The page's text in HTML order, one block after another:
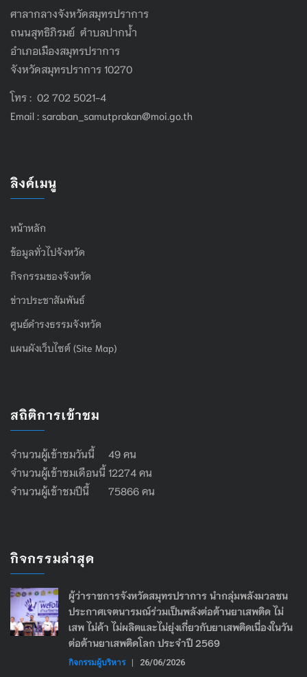
ศาลากลางจังหวัดสมุทรปราการ
ถนนสุทธิภิรมย์ ตำบลปากน้ำ
อำเภอเมืองสมุทรปราการ
จังหวัดสมุทรปราการ 10270
โทร : 02 702 5021-4
Email : saraban_samutprakan@moi.go.th
ลิงค์เมนู
หน้าหลัก
ข้อมูลทั่วไปจังหวัด
กิจกรรมของจังหวัด
ข่าวประชาสัมพันธ์
ศูนย์ดำรงธรรมจังหวัด
แผนผังเว็บไซต์ (Site Map)
สถิติการเข้าชม
จำนวนผู้เข้าชมวันนี้ 49 คน
จำนวนผู้เข้าชมเดือนนี้ 12274 คน
จำนวนผู้เข้าชมปีนี้ 75866 คน
กิจกรรมล่าสุด
ผู้ว่าราชการจังหวัดสมุทรปราการ นำกลุ่มพลังมวลชน
ประกาศเจตนารมณ์ร่วมเป็นพลังต่อต้านยาเสพติด ไม่
เสพ ไม่ค้า ไม่ผลิตและไม่ยุ่งเกี่ยวกับยาเสพติดเนื่องในวัน
ต่อต้านยาเสพติดโลก ประจำปี 2569
กิจกรรมผู้บริหาร | 26/06/2026